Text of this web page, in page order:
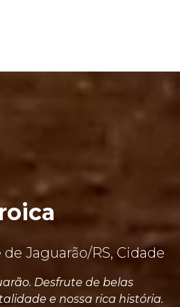
Jaguarão/RS, Cidade
Desfrute de belas
e nossa rica história.